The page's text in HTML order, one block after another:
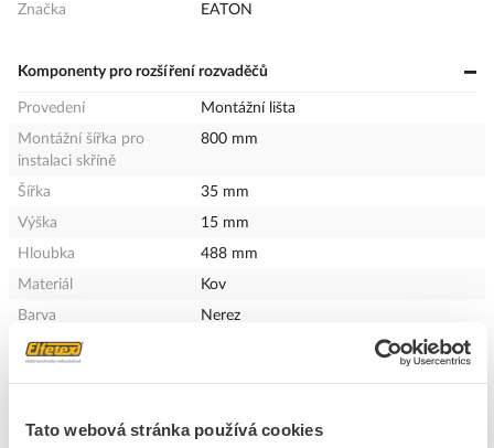
Tato webová stránka používá cookies
Značka EATON
Komponenty pro rozšíření rozvaděčů
Provedení
Montážní lišta
Montážní šířka pro
instalaci skříně
800 mm
Šířka
35 mm
Výška
15 mm
Hloubka
488 mm
Materiál
Kov
Barva
Nerez
Odpovědnost za produkt +
Eaton Elektrotechnika s.r.o.